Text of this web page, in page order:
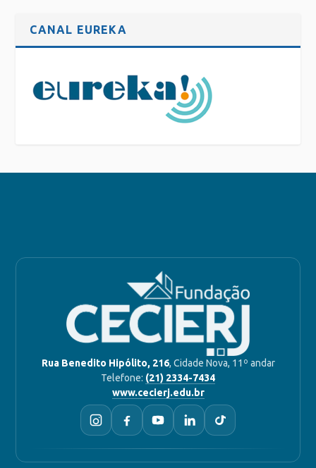
CANAL EUREKA
Rua Benedito Hipólito, 216, Cidade Nova, 11º andar
Telefone: (21) 2334-7434
www.cecierj.edu.br